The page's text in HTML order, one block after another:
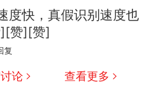
度快，真假识别速度也
赞][赞]
复
论 查看更多
使骑行绕了几乎整个国境
圈，还曾两次到中国寻根
报价570元，搬到楼下交
元才肯搬上楼！女子傻眼
……丨只要一枚命中就能让航
痪 轰-6J实力有多强？
24小时开着反而更省电？